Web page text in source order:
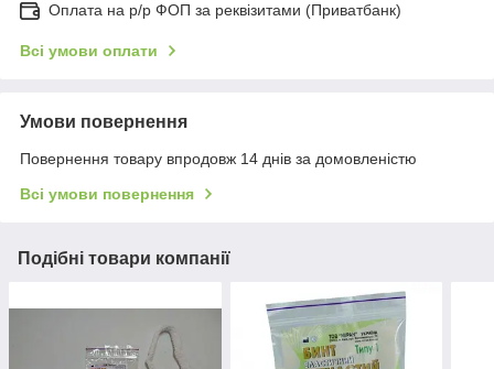
Оплата на р/р ФОП за реквізитами (Приватбанк)
Всі умови оплати
Умови повернення
Повернення товару впродовж 14 днів за домовленістю
Всі умови повернення
Подібні товари компанії